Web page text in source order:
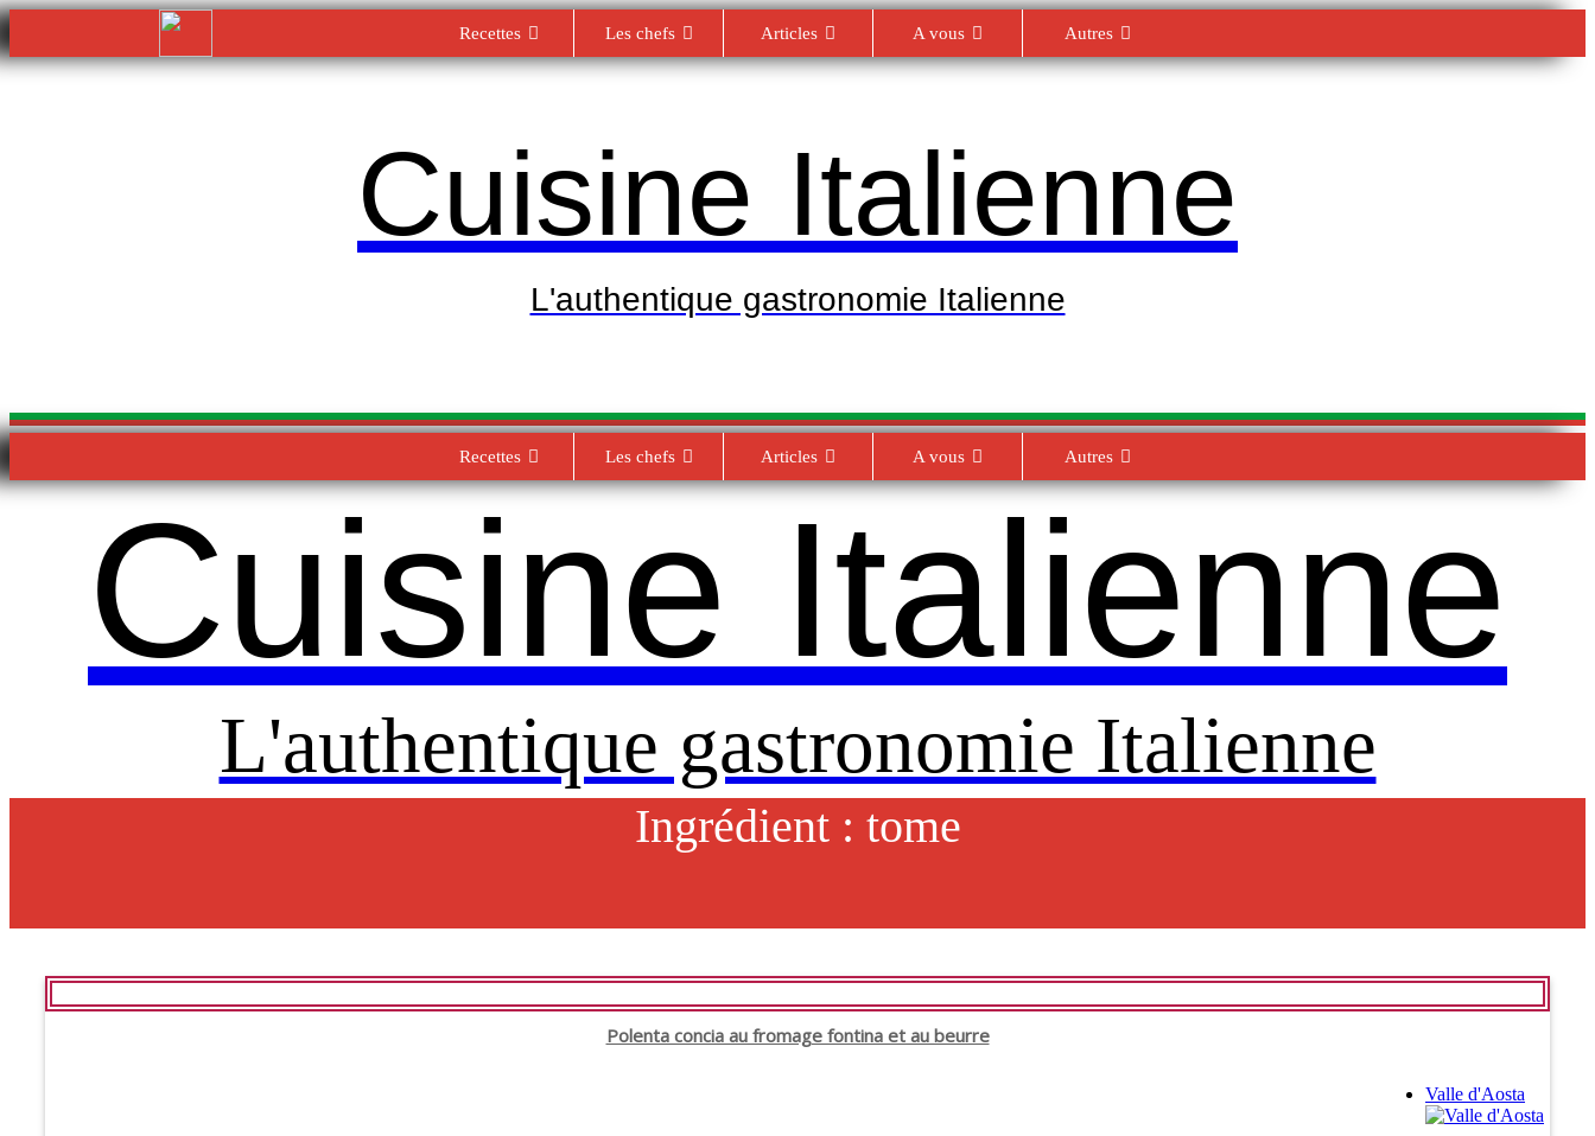
Recettes Les chefs Articles A vous Autres
Cuisine Italienne
L'authentique gastronomie Italienne
Recettes Les chefs Articles A vous Autres
Cuisine Italienne
L'authentique gastronomie Italienne
Ingrédient : tome
Polenta concia au fromage fontina et au beurre
Valle d'Aosta